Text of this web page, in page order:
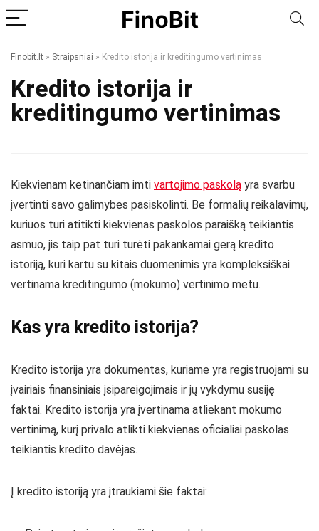
Finobit.lt » Straipsniai » Kredito istorija ir kreditingumo vertinimas
Kredito istorija ir
kreditingumo vertinimas
Kiekvienam ketinančiam imti vartojimo paskolą yra svarbu
įvertinti savo galimybes pasiskolinti. Be formalių reikalavimų,
kuriuos turi atitikti kiekvienas paskolos paraišką teikiantis
asmuo, jis taip pat turi turėti pakankamai gerą kredito
istoriją, kuri kartu su kitais duomenimis yra kompleksiškai
vertinama kreditingumo (mokumo) vertinimo metu.
Kas yra kredito istorija?
Kredito istorija yra dokumentas, kuriame yra registruojami su
įvairiais finansiniais įsipareigojimais ir jų vykdymu susiję
faktai. Kredito istorija yra įvertinama atliekant mokumo
vertinimą, kurį privalo atlikti kiekvienas oficialiai paskolas
teikiantis kredito davėjas.
Į kredito istoriją yra įtraukiami šie faktai: